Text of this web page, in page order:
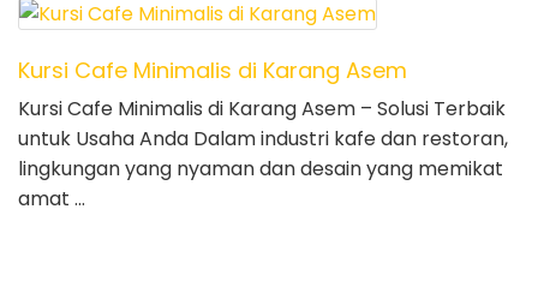
Kursi Cafe Minimalis di Karang Asem
Kursi Cafe Minimalis di Karang Asem – Solusi Terbaik
untuk Usaha Anda Dalam industri kafe dan restoran,
lingkungan yang nyaman dan desain yang memikat
amat …